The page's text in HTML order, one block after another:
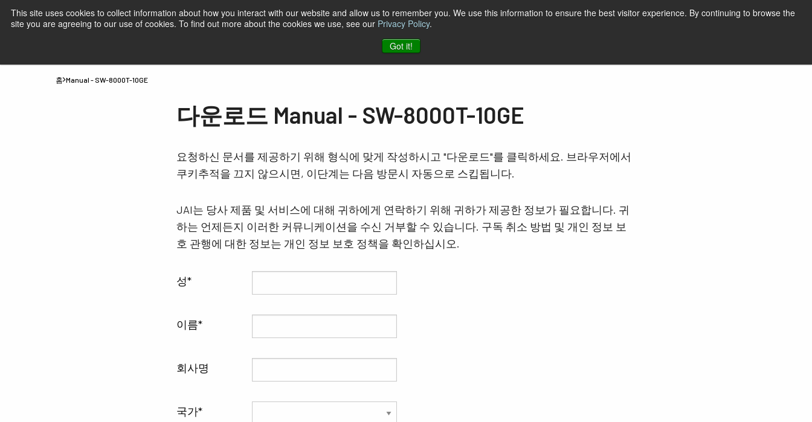
This site uses cookies to collect information about how you interact with our website and allow us to remember you. We use this information to ensure the best visitor experience. By continuing to browse the
site you are agreeing to our use of cookies. To find out more about the cookies we use, see our Privacy Policy.
Got it!
인쇄 지원 및 소프트웨어 한국어
JAI에 문의하기
홈 Manual - SW-8000T-10GE
다운로드 Manual - SW-8000T-10GE
요청하신 문서를 제공하기 위해 형식에 맞게 작성하시고 "다운로드"를 클릭하세요. 브라우저에서
쿠키추적을 끄지 않으시면, 이단계는 다음 방문시 자동으로 스킵됩니다.
JAI는 당사 제품 및 서비스에 대해 귀하에게 연락하기 위해 귀하가 제공한 정보가 필요합니다. 귀
하는 언제든지 이러한 커뮤니케이션을 수신 거부할 수 있습니다. 구독 취소 방법 및 개인 정보 보
호 관행에 대한 정보는 개인 정보 보호 정책을 확인하십시오.
성
이름
회사명
국가